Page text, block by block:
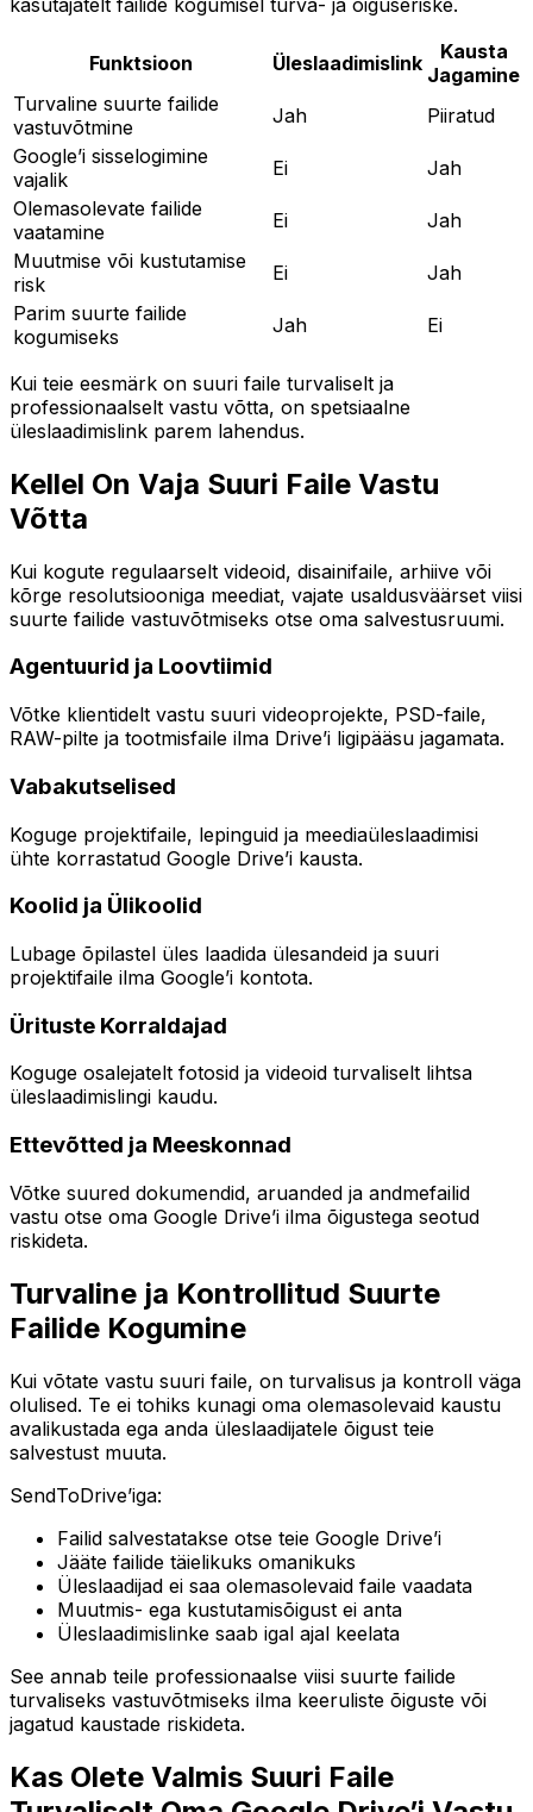
Funktsioon Üleslaadimislink
Kausta
Jagamine
Turvaline suurte failide
vastuvõtmine
Jah
Piiratud
Google’i sisselogimine
vajalik
Ei
Jah
Olemasolevate failide
vaatamine
Ei
Jah
Muutmise või kustutamise
risk
Ei
Jah
Parim suurte failide
kogumiseks
Jah Ei
Kui teie eesmärk on suuri faile turvaliselt ja
professionaalselt vastu võtta, on spetsiaalne
üleslaadimislink parem lahendus.
Kellel On Vaja Suuri Faile Vastu
Võtta
Kui kogute regulaarselt videoid, disainifaile, arhiive või
kõrge resolutsiooniga meediat, vajate usaldusväärset viisi
suurte failide vastuvõtmiseks otse oma salvestusruumi.
Agentuurid ja Loovtiimid
Võtke klientidelt vastu suuri videoprojekte, PSD-faile,
RAW-pilte ja tootmisfaile ilma Drive’i ligipääsu jagamata.
Vabakutselised
Koguge projektifaile, lepinguid ja meediaüleslaadimisi
ühte korrastatud Google Drive’i kausta.
Koolid ja Ülikoolid
Lubage õpilastel üles laadida ülesandeid ja suuri
projektifaile ilma Google’i kontota.
Ürituste Korraldajad
Koguge osalejatelt fotosid ja videoid turvaliselt lihtsa
üleslaadimislingi kaudu.
Ettevõtted ja Meeskonnad
Võtke suured dokumendid, aruanded ja andmefailid
vastu otse oma Google Drive’i ilma õigustega seotud
riskideta.
Turvaline ja Kontrollitud Suurte
Failide Kogumine
Kui võtate vastu suuri faile, on turvalisus ja kontroll väga
olulised. Te ei tohiks kunagi oma olemasolevaid kaustu
avalikustada ega anda üleslaadijatele õigust teie
salvestust muuta.
SendToDrive’iga:
Failid salvestatakse otse teie Google Drive’i
Jääte failide täielikuks omanikuks
Üleslaadijad ei saa olemasolevaid faile vaadata
Muutmis- ega kustutamisõigust ei anta
Üleslaadimislinke saab igal ajal keelata
See annab teile professionaalse viisi suurte failide
turvaliseks vastuvõtmiseks ilma keeruliste õiguste või
jagatud kaustade riskideta.
Kas Olete Valmis Suuri Faile